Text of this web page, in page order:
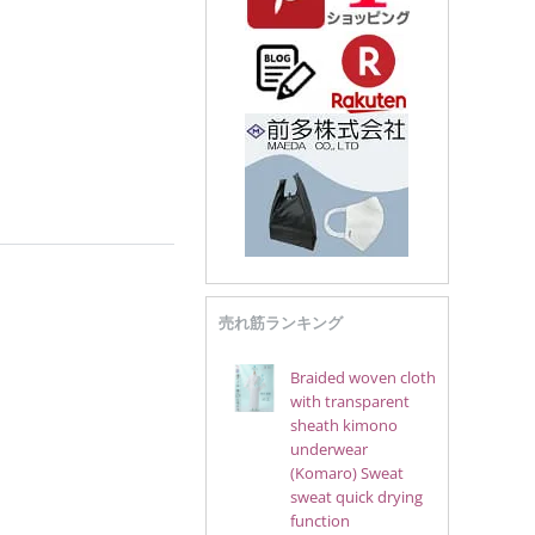
売れ筋ランキング
Braided woven cloth
with transparent
sheath kimono
underwear
(Komaro) Sweat
sweat quick drying
function